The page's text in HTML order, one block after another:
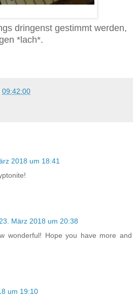
dringenst gestimmt werden,
*lach*.
09:42:00
2018 um 18:41
März 2018 um 20:38
wonderful! Hope you have more and
um 19:10